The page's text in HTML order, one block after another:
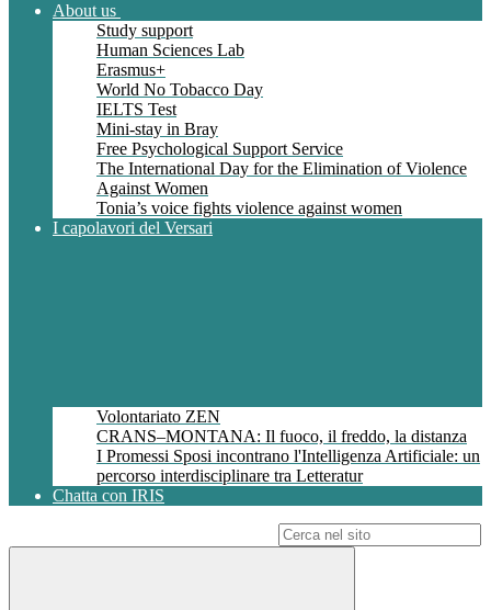
About us
Study support
Human Sciences Lab
Erasmus+
World No Tobacco Day
IELTS Test
Mini-stay in Bray
Free Psychological Support Service
The International Day for the Elimination of Violence
Against Women
Tonia’s voice fights violence against women
I capolavori del Versari
Volontariato ZEN
CRANS–MONTANA: Il fuoco, il freddo, la distanza
I Promessi Sposi incontrano l'Intelligenza Artificiale: un
percorso interdisciplinare tra Letteratur
Chatta con IRIS